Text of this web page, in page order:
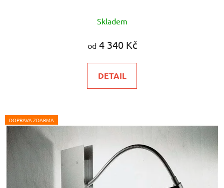
hodnocení
produktu
5,0
z
Skladem
od4 340 Kč
DETAIL
DOPRAVA ZDARMA